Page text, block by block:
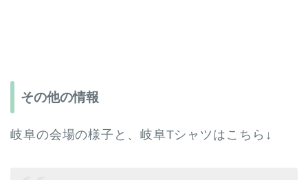
その他の情報
岐阜の会場の様子と、岐阜Tシャツはこちら↓